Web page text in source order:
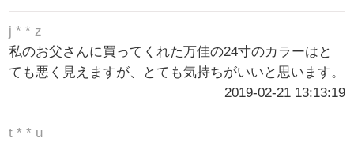
j * * z
私のお父さんに買ってくれた万佳の24寸のカラーはと
ても悪く見えますが、とても気持ちがいいと思います。
2019-02-21 13:13:19
t * * u